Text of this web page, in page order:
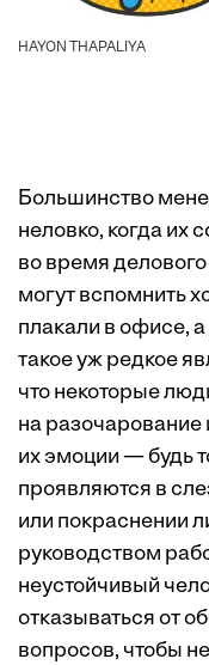
HAYON THAPALIYA
Большинство
неловко, когда их
во время
могут вспомнить
плакали в офисе, а
такое уж редкое
что некоторые
на
их эмоции — будь
проявляются в
или покраснении
руководством
неустойчивый
отказываться от
вопросов, чтобы